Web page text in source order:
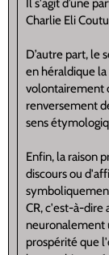
Il s'agit d’une
Charlie Eli
D’autre part, le
en héraldique
volontairement
renversement
sens
Enfin, la raison
discours ou
CR, c'est-à-dire
neuronalement
prospérité que